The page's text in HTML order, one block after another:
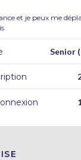
et je peux me
Senior